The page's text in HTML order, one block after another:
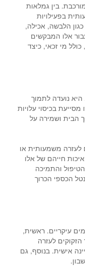
בין גמלאות
בפעילויות
הלבשה, אכילה,
אלו המבקשים
מי זכאי, כיצד
נועדה לתמוך
בכיסוי עלויות
הבית ושמירה על
ועד גיל פרישה, הזקוקים לעזרה משמעותית או
חייהם של אלו
והתמיכה
הכספי הכרוך
עיקריים. ראשית,
כאחד הזקוקים לעזרה
אישית. בנוסף, גם